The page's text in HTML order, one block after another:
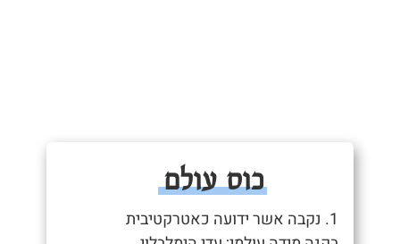
כוס עולם
1. נקבה אשר ידועה כאטרקטיבית